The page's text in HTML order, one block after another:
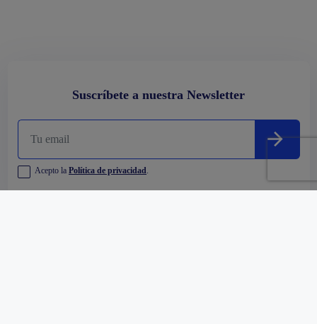
Suscríbete a nuestra Newsletter
Acepto la Política de privacidad.